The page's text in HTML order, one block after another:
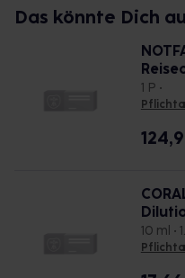
Das könnte Dich
1 P •
10 ml •